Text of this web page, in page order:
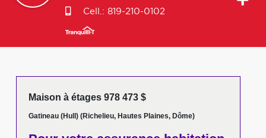
Cell.: 819-210-0102
Maison à étages 978 473 $
Gatineau (Hull) (Richelieu, Hautes Plaines, Dôme)